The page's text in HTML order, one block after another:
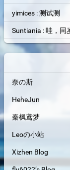
yimices : 测试测
奈の斯
HeheJun
秦枫鸢梦
Leoの小站
Xizhen Blog